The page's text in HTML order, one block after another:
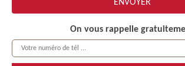
On vous rappelle